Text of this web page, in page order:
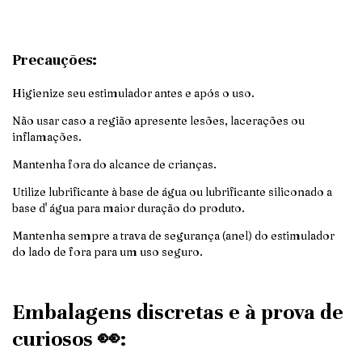
Precauções:
Higienize seu estimulador antes e após o uso.
Não usar caso a região apresente lesões, lacerações ou
inflamações.
Mantenha fora do alcance de crianças.
Utilize lubrificante à base de água ou lubrificante siliconado a
base d' água para maior duração do produto.
Mantenha sempre a trava de segurança (anel) do estimulador
do lado de fora para um uso seguro.
Embalagens discretas e à prova de
curiosos 👀: